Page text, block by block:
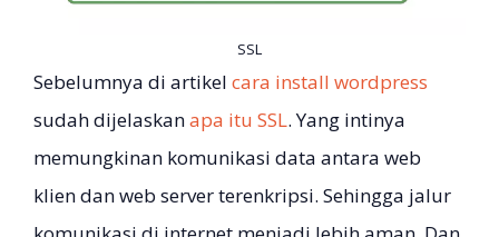
SSL
Sebelumnya di artikel cara install wordpress
sudah dijelaskanapa itu SSL. Yang intinya
memungkinan komunikasi data antara web
klien dan web server terenkripsi. Sehingga jalur